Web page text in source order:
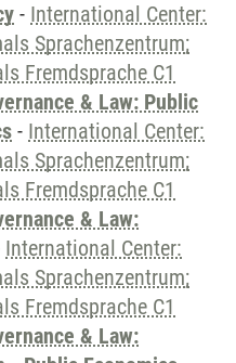
- International Center:
Sprachenzentrum;
Fremdsprache C1
& Law: Public
- International Center:
Sprachenzentrum;
Fremdsprache C1
& Law:
International Center:
Sprachenzentrum;
Fremdsprache C1
& Law: